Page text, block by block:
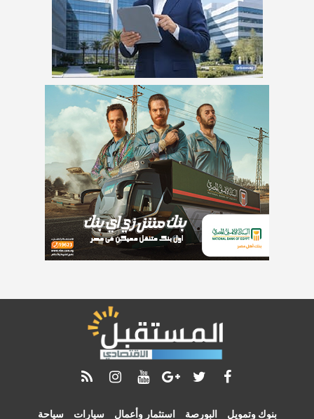
بنوك وتمويل البورصة استثمار وأعمال سيارات سياحة